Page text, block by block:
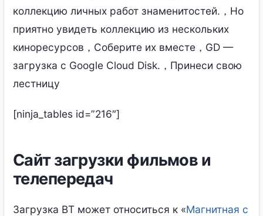
коллекцию личных работ знаменитостей.，Но
приятно увидеть коллекцию из нескольких
киноресурсов，Соберите их вместе，GD —
загрузка с Google Cloud Disk.，Принеси свою
лестницу
[ninja_tables id=”216″]
Сайт загрузки фильмов и
телепередач
Загрузка BT может относиться к «Магнитная с